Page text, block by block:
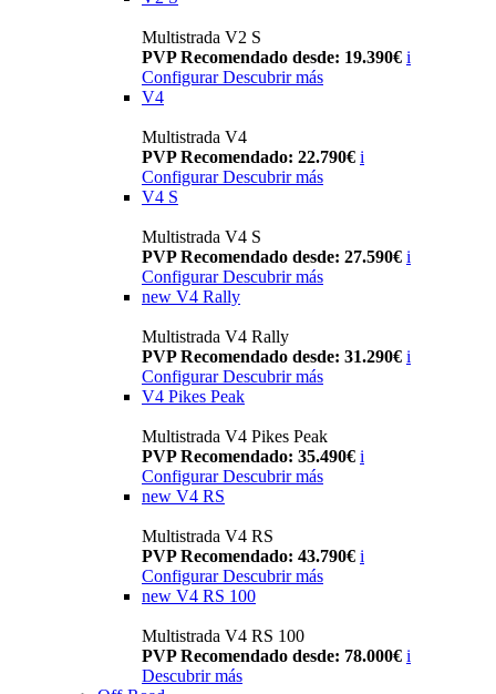
Multistrada V2 S
PVP Recomendado desde: 19.390€ i
Configurar Descubrir más
V4
Multistrada V4
PVP Recomendado: 22.790€ i
Configurar Descubrir más
V4 S
Multistrada V4 S
PVP Recomendado desde: 27.590€ i
Configurar Descubrir más
new V4 Rally
Multistrada V4 Rally
PVP Recomendado desde: 31.290€ i
Configurar Descubrir más
V4 Pikes Peak
Multistrada V4 Pikes Peak
PVP Recomendado: 35.490€ i
Configurar Descubrir más
new V4 RS
Multistrada V4 RS
PVP Recomendado: 43.790€ i
ConfigurarDescubrir más
new V4 RS 100
Multistrada V4 RS 100
PVP Recomendado desde: 78.000€ i
Descubrir más